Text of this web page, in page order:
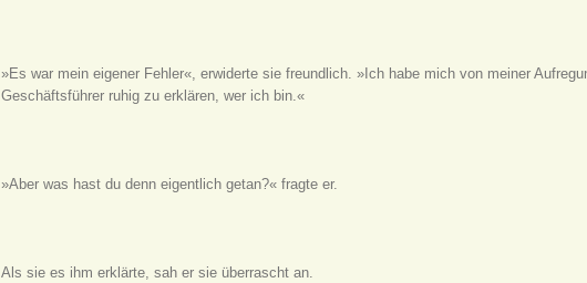
»Es war mein eigener Fehler«, erwiderte sie freundlich. »Ich habe mich von meiner
Geschäftsführer ruhig zu erklären, wer ich bin.«
»Aber was hast du denn eigentlich getan?« fragte er.
Als sie es ihm erklärte, sah er sie überrascht an.